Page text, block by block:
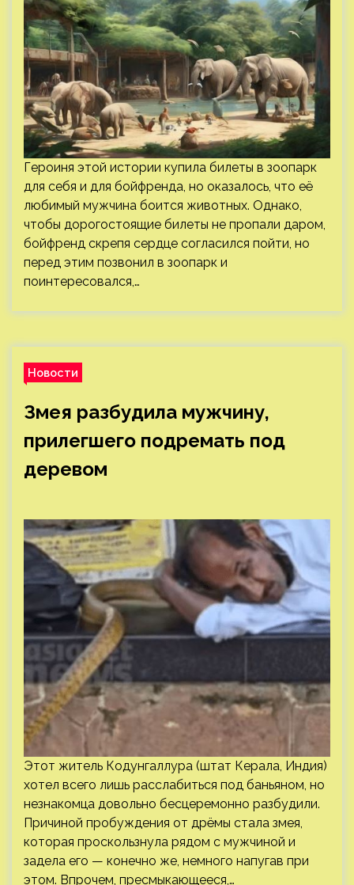
Героиня этой истории купила билеты в зоопарк
для себя и для бойфренда, но оказалось, что её
любимый мужчина боится животных. Однако,
чтобы дорогостоящие билеты не пропали даром,
бойфренд скрепя сердце согласился пойти, но
перед этим позвонил в зоопарк и
поинтересовался,…
Новости
Змея разбудила мужчину,
прилегшего подремать под
деревом
Этот житель Кодунгаллура (штат Керала, Индия)
хотел всего лишь расслабиться под баньяном, но
незнакомца довольно бесцеремонно разбудили.
Причиной пробуждения от дрёмы стала змея,
которая проскользнула рядом с мужчиной и
задела его — конечно же, немного напугав при
этом. Впрочем, пресмыкающееся,…